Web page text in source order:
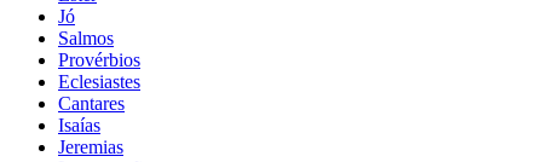
Jó
Salmos
Provérbios
Eclesiastes
Cantares
Isaías
Jeremias